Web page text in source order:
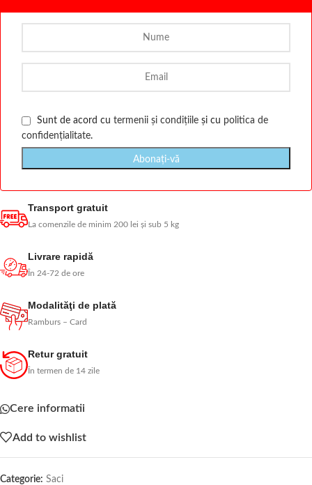
Sunt de acord cu termenii și condițiile și cu politica de
confidențialitate.
Transport gratuit
La comenzile de minim 200 lei și sub 5 kg
Livrare rapidă
În 24-72 de ore
Modalităţi de plată
Ramburs – Card
Retur gratuit
În termen de 14 zile
Cere informatii
Add to wishlist
Categorie: Saci